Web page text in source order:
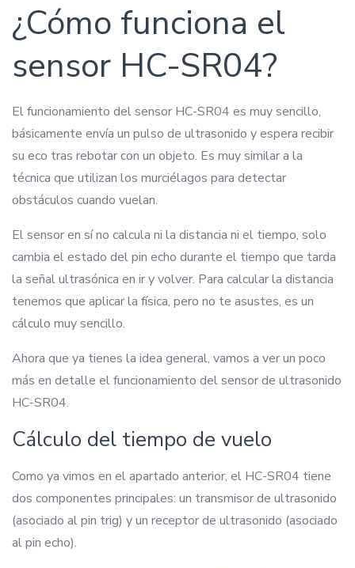
¿Cómo funciona el
sensor HC-SR04?
El funcionamiento del sensor HC-SR04 es muy sencillo,
básicamente envía un pulso de ultrasonido y espera recibir
su eco tras rebotar con un objeto. Es muy similar a la
técnica que utilizan los murciélagos para detectar
obstáculos cuando vuelan.
El sensor en sí no calcula ni la distancia ni el tiempo, solo
cambia el estado del pin echo durante el tiempo que tarda
la señal ultrasónica en ir y volver. Para calcular la distancia
tenemos que aplicar la física, pero no te asustes, es un
cálculo muy sencillo.
Ahora que ya tienes la idea general, vamos a ver un poco
más en detalle el funcionamiento del sensor de ultrasonido
HC-SR04.
Cálculo del tiempo de vuelo
Como ya vimos en el apartado anterior, el HC-SR04 tiene
dos componentes principales: un transmisor de ultrasonido
(asociado al pin trig) y un receptor de ultrasonido (asociado
al pin echo).